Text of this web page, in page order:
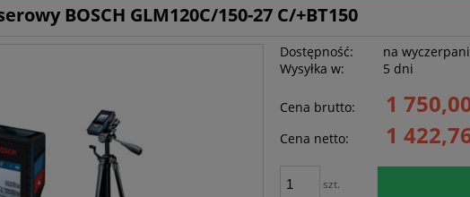
BOSCH GLM120C/150-27 C/+BT150
Dostępność:
na
Wysyłka w:
5 dni
Cena brutto: 1
Cena netto: 1
szt.